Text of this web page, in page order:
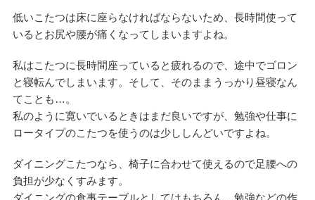
低いこたつは床に座らなければならないため、長時間使って
いるとお尻や腰が痛くなってしまいますよね。
私はこたつに長時間座っていると疲れるので、途中でゴロン
と寝転んでしまいます。そして、そのままうっかり昼寝なん
てことも…。
私のように寛いでいるときはまだ良いですが、勉強や仕事に
ロータイプのこたつを使うのは少ししんどいですよね。
ダイニングこたつなら、椅子に合わせて使えるので足腰への
負担が少なくすみます。